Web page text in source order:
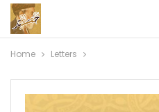
Home Letters